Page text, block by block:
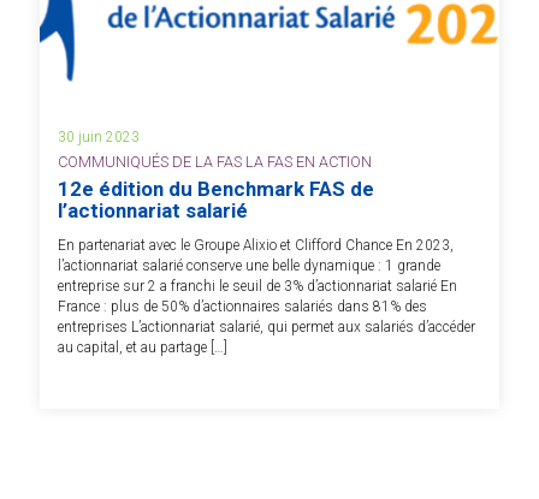
30 juin 2023
COMMUNIQUÉS DE LA FAS LA FAS EN ACTION
12e édition du Benchmark FAS de
l’actionnariat salarié
En partenariat avec le Groupe Alixio et Clifford Chance En 2023,
l’actionnariat salarié conserve une belle dynamique : 1 grande
entreprise sur 2 a franchi le seuil de 3% d’actionnariat salarié En
France : plus de 50% d’actionnaires salariés dans 81% des
entreprises L’actionnariat salarié, qui permet aux salariés d’accéder
au capital, et au partage […]